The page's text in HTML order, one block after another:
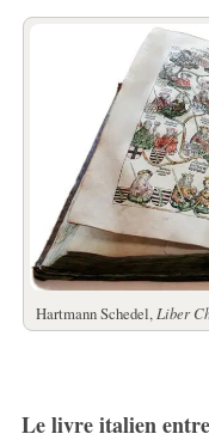
Hartmann Schedel, Liber
Le livre italien